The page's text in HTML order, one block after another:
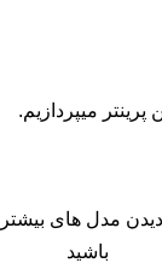
میپردازیم.
مدل های
باشید